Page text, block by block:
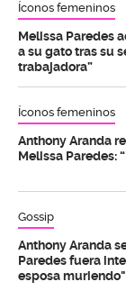
Íconos femeninos
Melissa Paredes
a su gato tras su
trabajadora”
Íconos femeninos
Anthony Aranda
Melissa Paredes:
Gossip
Anthony Aranda
Paredes fuera
esposa muriendo"